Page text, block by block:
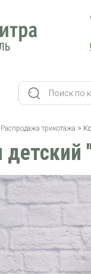
Распродажа трикотажа >